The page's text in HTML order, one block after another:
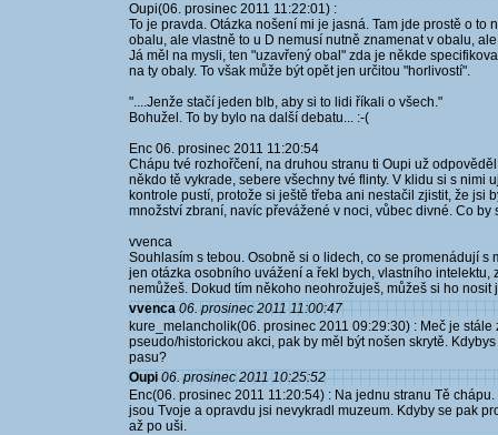
Oupi(06. prosinec 2011 11:22:01) :
To je pravda. Otázka nošení mi je jasná. Tam jde prostě o
obalu, ale vlastně to u D nemusí nutně znamenat v obalu,
Já měl na mysli, ten "uzavřený obal" zda je někde
na ty obaly. To však může být opět jen určitou "horlivostí".
"....Jenže stačí jeden blb, aby si to lidi říkali o všech."
Bohužel. To by bylo na další debatu... :-(
Enc 06. prosinec 2011 11:20:54
Chápu tvé rozhořčení, na druhou stranu ti Oupi už
někdo tě vykrade, sebere všechny tvé flinty. V klidu si s nimi
kontrole pustí, protože si ještě třeba ani nestačil zjistit, že jsi
množství zbraní, navíc převážené v noci, vůbec divné. Co
vvenca
Souhlasím s tebou. Osobně si o lidech, co se promenádují s
jen otázka osobního uvážení a řekl bych, vlastního
nemůžeš. Dokud tím někoho neohrožuješ, můžeš si ho nosit
vvenca 06. prosinec 2011 11:00:47
kure_melancholik(06. prosinec 2011 09:29:30) : Meč je
pseudo/historickou akci, pak by měl být nošen skrytě.
pasu?
Oupi 06. prosinec 2011 10:25:52
Enc(06. prosinec 2011 11:20:54) : Na jednu stranu Tě
jsou Tvoje a opravdu jsi nevykradl muzeum. Kdyby se pak
až po uši.